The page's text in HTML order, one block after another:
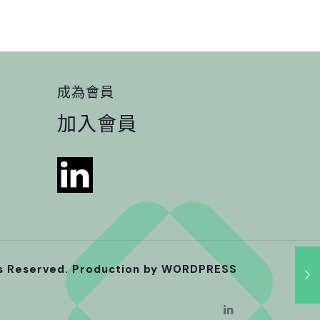
成為會員
加入會員
Reserved. Production by WORDPRESS